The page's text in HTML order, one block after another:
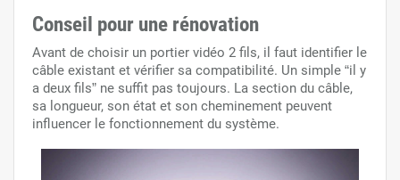
Conseil pour une rénovation
Avant de choisir un portier vidéo 2 fils, il faut identifier le
câble existant et vérifier sa compatibilité. Un simple “il y
a deux fils” ne suffit pas toujours. La section du câble,
sa longueur, son état et son cheminement peuvent
influencer le fonctionnement du système.